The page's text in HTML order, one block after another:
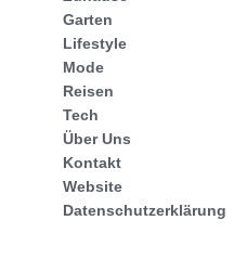
Garten
Lifestyle
Mode
Reisen
Tech
Über Uns
Kontakt
Website
Datenschutzerklärung